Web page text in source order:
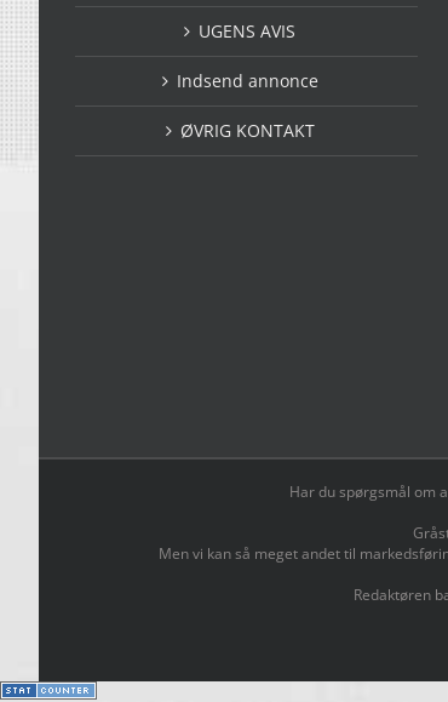
UGENS AVIS
Indsend annonce
ØVRIG KONTAKT
Har du spørgsmål om
Men vi kan så meget andet til
Redaktøren